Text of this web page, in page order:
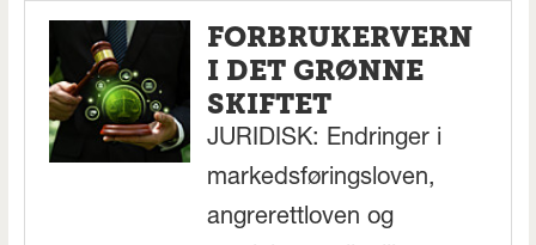
FORBRUKERVERN
I DET GRØNNE
SKIFTET
JURIDISK: Endringer i
markedsføringsloven,
angrerettloven og